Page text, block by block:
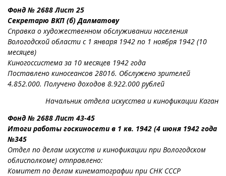
Фонд № 2688 Лист 25
Секретарю ВКП (б) Далматову
Справка о художественном обслуживании населения
Вологодской области с 1 января 1942 по 1 ноября 1942 (10
месяцев)
Киногоссистема за 10 месяцев 1942 года
Поставлено киносеансов 28016. Обслужено зрителей
4.852.000. Получено доходов 8.922.000 рублей
Начальник отдела искусства и кинофикации Каган
Фонд № 2688 Лист 43-45
Итоги работы госкиносети в 1 кв. 1942 (4 июня 1942 года
№345
Отдел по делам искусств и кинофикации при Вологодском
облисполкоме) отправлено:
Комитет по делам кинематографии при СНК СССР